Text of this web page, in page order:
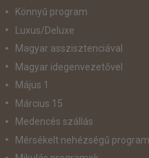
Könnyű program
Luxus/Deluxe
Magyar asszisztenciával
Magyar idegenvezetővel
Május 1
Március 15
Medencés szállás
Mérsékelt nehézségű program